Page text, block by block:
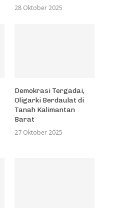
28 Oktober 2025
Demokrasi Tergadai,
Oligarki Berdaulat di
Tanah Kalimantan
Barat
27 Oktober 2025